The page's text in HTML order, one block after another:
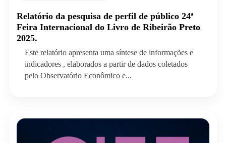
Relatório da pesquisa de perfil de público 24ª
Feira Internacional do Livro de Ribeirão Preto
2025.
Este relatório apresenta uma síntese de informações e
indicadores , elaborados a partir de dados coletados
pelo Observatório Econômico e...